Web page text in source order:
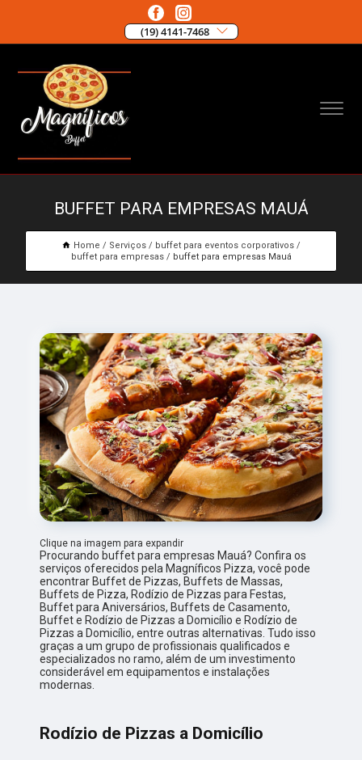
(19) 4141-7468
BUFFET PARA EMPRESAS MAUÁ
Home Serviços
buffet para eventos corporativos
buffet para empresas
buffet para empresas Mauá
Clique na imagem para expandir
Procurando buffet para empresas Mauá? Confira os
serviços oferecidos pela Magníficos Pizza, você pode
encontrar Buffet de Pizzas, Buffets de Massas,
Buffets de Pizza, Rodízio de Pizzas para Festas,
Buffet para Aniversários, Buffets de Casamento,
Buffet e Rodízio de Pizzas a Domicílio e Rodízio de
Pizzas a Domicílio, entre outras alternativas. Tudo isso
graças a um grupo de profissionais qualificados e
especializados no ramo, além de um investimento
considerável em equipamentos e instalações
modernas.
Rodízio de Pizzas a Domicílio